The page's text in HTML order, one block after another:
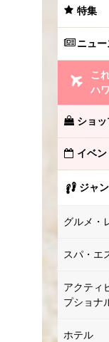
特集
ニュー
こ
ハ
ショッ
イベン
ジャ
グルメ・
スパ・エ
アクティ
プショナ
ホテル